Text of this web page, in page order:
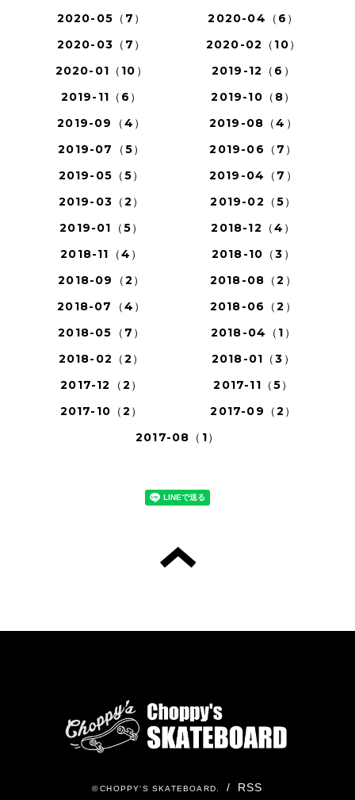
2020-05（7）
2020-04（6）
2020-03（7）
2020-02（10）
2020-01（10）
2019-12（6）
2019-11（6）
2019-10（8）
2019-09（4）
2019-08（4）
2019-07（5）
2019-06（7）
2019-05（5）
2019-04（7）
2019-03（2）
2019-02（5）
2019-01（5）
2018-12（4）
2018-11（4）
2018-10（3）
2018-09（2）
2018-08（2）
2018-07（4）
2018-06（2）
2018-05（7）
2018-04（1）
2018-02（2）
2018-01（3）
2017-12（2）
2017-11（5）
2017-10（2）
2017-09（2）
2017-08（1）
©CHOPPY'S SKATEBOARD / RSS